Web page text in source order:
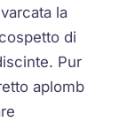
la
di
Pur
aplomb